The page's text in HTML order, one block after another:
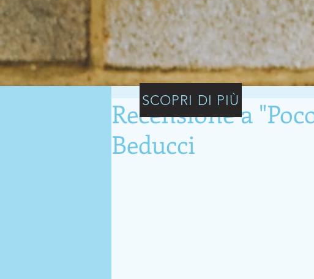
Recensione a
Beducci
SCOPRI DI PIÙ